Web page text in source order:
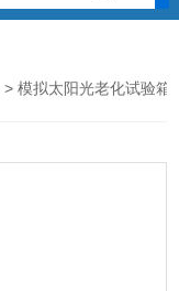
> 模拟太阳光老化试验箱